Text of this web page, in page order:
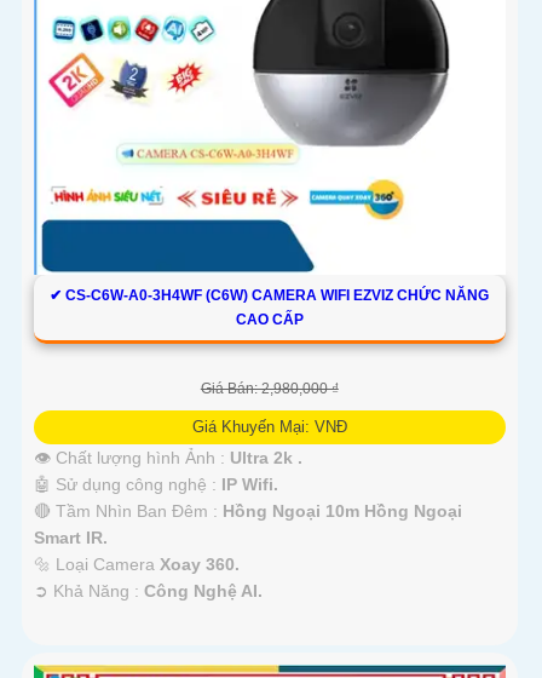
✔ CS-C6W-A0-3H4WF (C6W) CAMERA WIFI EZVIZ CHỨC NĂNG
CAO CẤP
Giá Bán: 2,980,000 ₫
Giá Khuyến Mại: VNĐ
👁 Chất lượng hình Ảnh : Ultra 2k .
🤖️ Sử dụng công nghệ : IP Wifi.
🔴 Tầm Nhìn Ban Đêm : Hồng Ngoại 10m Hồng Ngoại
Smart IR.
🔩 Loại Camera Xoay 360.
️➲ Khả Năng : Công Nghệ AI.